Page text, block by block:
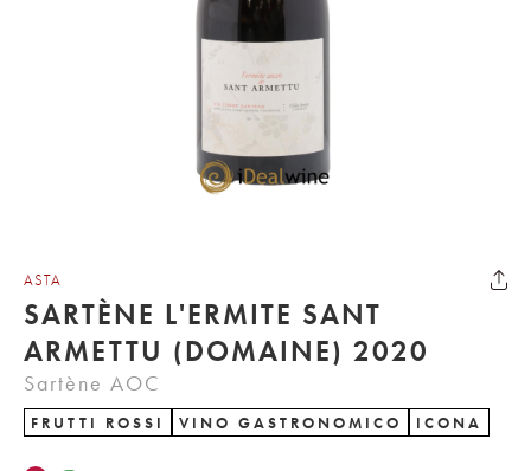
ASTA
SARTÈNE L'ERMITE SANT
ARMETTU (DOMAINE) 2020
Sartène AOC
FRUTTI ROSSI VINO GASTRONOMICO ICONA